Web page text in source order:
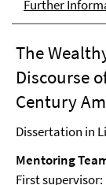
Further
The
Discourse
Century
Dissertation in
Mentoring
First